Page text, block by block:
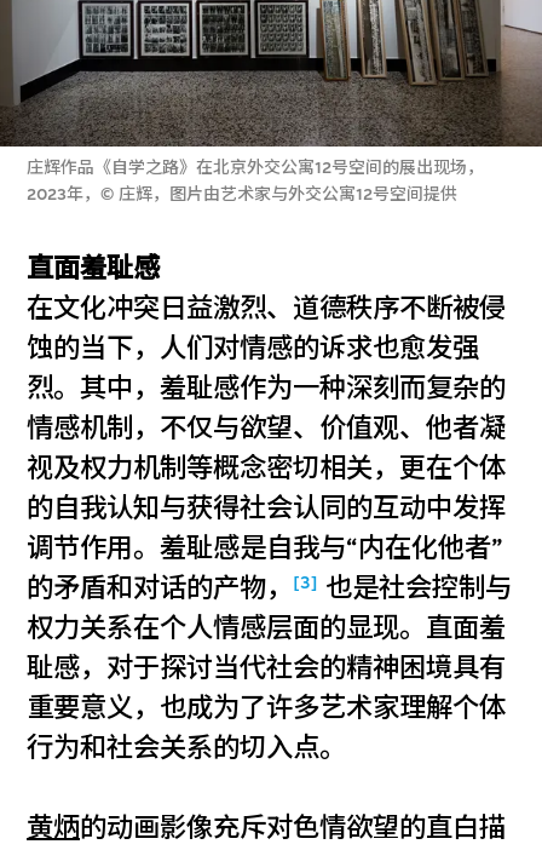
庄辉作品《自学之路》在北京外交公寓12号空间的展出现场，
2023年，© 庄辉，图片由艺术家与外交公寓12号空间提供
直面羞耻感
在文化冲突日益激烈、道德秩序不断被侵
蚀的当下，人们对情感的诉求也愈发强
烈。其中，羞耻感作为一种深刻而复杂的
情感机制，不仅与欲望、价值观、他者凝
视及权力机制等概念密切相关，更在个体
的自我认知与获得社会认同的互动中发挥
调节作用。羞耻感是自我与“内在化他者”
的矛盾和对话的产物，
[3] 也是社会控制与
权力关系在个人情感层面的显现。直面羞
耻感，对于探讨当代社会的精神困境具有
重要意义，也成为了许多艺术家理解个体
行为和社会关系的切入点。
黄炳的动画影像充斥对色情欲望的直白描